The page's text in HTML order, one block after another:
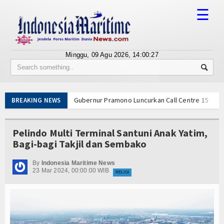
Tentang Kami
Berita
BUMN
Editorial
Ekspose
☰
Minggu, 09 Agu 2026, 14:00:27
BREAKING NEWS
Gubernur Pramono Luncurkan Call Centre
Bawa 1,3 Ton Narkoba, Kapal Berbendera
Wuiih.. Lele Bandung Mendunia, Tembus Pasar
Pembangunan Kapal Selam Scorpene Evolved
Sistem Pemantauan & Ketertelusuran
Menaker: Balai K3 Garda Terdepan Pencegahan
Gubernur Pramono Luncurkan Call Centre
Pelindo Multi Terminal Santuni Anak Yatim,
Bagi-bagi Takjil dan Sembako
By Indonesia Maritime News
23 Mar 2024, 00:00:00 WIB
RELIGI